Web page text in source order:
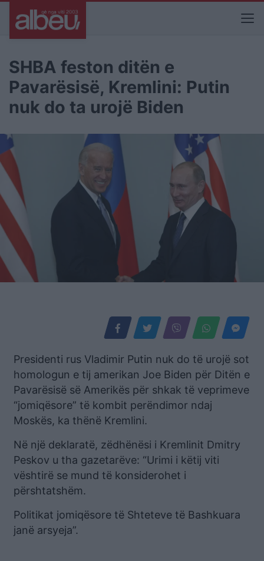
SHBA feston ditën e
Pavarësisë, Kremlini: Putin
nuk do ta urojë Biden
Presidenti rus Vladimir Putin nuk do të urojë sot
homologun e tij amerikan Joe Biden për Ditën e
Pavarësisë së Amerikës për shkak të veprimeve
“jomiqësore” të kombit perëndimor ndaj
Moskës, ka thënë Kremlini.
Në një deklaratë, zëdhënësi i Kremlinit Dmitry
Peskov u tha gazetarëve: “Urimi i këtij viti
vështirë se mund të konsiderohet i
përshtatshëm.
Politikat jomiqësore të Shteteve të Bashkuara
janë arsyeja”.